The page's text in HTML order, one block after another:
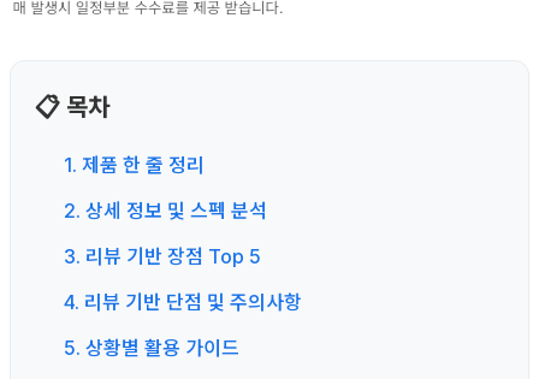
📋 목차
1. 제품 한 줄 정리
2. 상세 정보 및 스펙 분석
3. 리뷰 기반 장점 Top 5
4. 리뷰 기반 단점 및 주의사항
5. 상황별 활용 가이드